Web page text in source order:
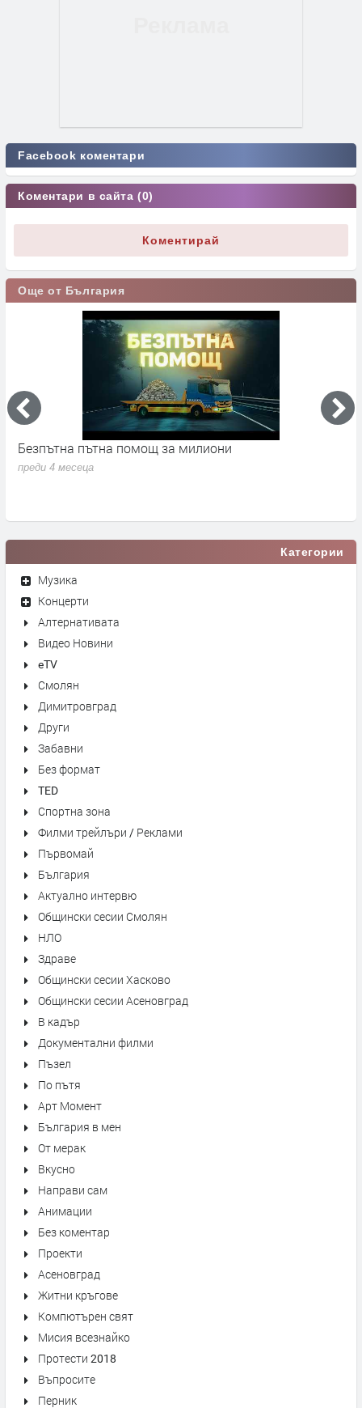
Facebook коментари
Коментари в сайта (0)
Коментирай
Още от България
Безпътна пътна помощ за милиони
преди 4 месеца
Категории
Музика
Концерти
Алтернативата
Видео Новини
eTV
Смолян
Димитровград
Други
Забавни
Без формат
TED
Спортна зона
Филми трейлъри / Реклами
Първомай
България
Актуално интервю
Общински сесии Смолян
НЛО
Здраве
Общински сесии Хасково
Общински сесии Асеновград
В кадър
Документални филми
Пъзел
По пътя
Арт Момент
България в мен
От мерак
Вкусно
Направи сам
Анимации
Без коментар
Проекти
Асеновград
Житни кръгове
Компютърен свят
Мисия всезнайко
Протести 2018
Въпросите
Перник